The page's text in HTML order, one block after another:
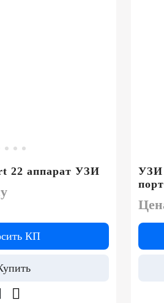
22 аппарат УЗИ
КП
УЗИ